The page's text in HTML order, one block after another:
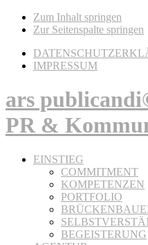
Zum Inhalt springen
Zur Seitenspalte springen
IMPRESSUM
ars
PR &
EINSTIEG
COMMITMENT
KOMPETENZEN
PORTFOLIO
BEGEISTERUNG